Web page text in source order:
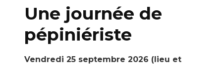
Une journée de
pépiniériste
Vendredi 25 septembre 2026 (lieu et